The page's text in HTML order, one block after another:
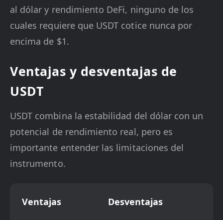
al dólar y rendimiento DeFi, ninguno de los
cuales requiere que USDT cotice nunca por
encima de $1.
Ventajas y desventajas de
USDT
USDT combina la estabilidad del dólar con un
potencial de rendimiento real, pero es
importante entender las limitaciones del
instrumento.
Ventajas Desventajas